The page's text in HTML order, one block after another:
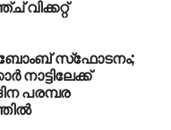
പിടികൂടാന്‍
കൊല്ലാന്‍
വിക്കറ്റ്
സ്‌ഫോടനം;
നാട്ടിലേക്ക്
പരമ്പര